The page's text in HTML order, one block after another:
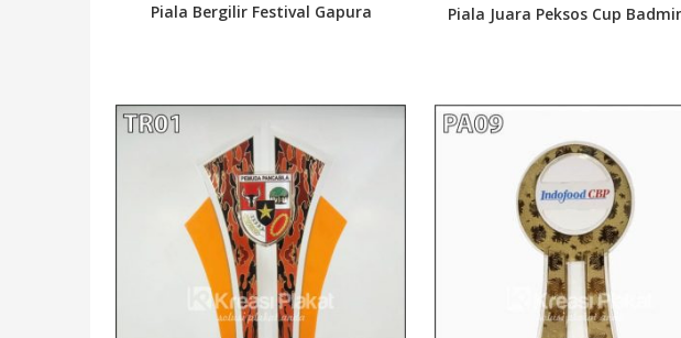
Piala Bergilir Festival Gapura Piala Juara Peksos Cup